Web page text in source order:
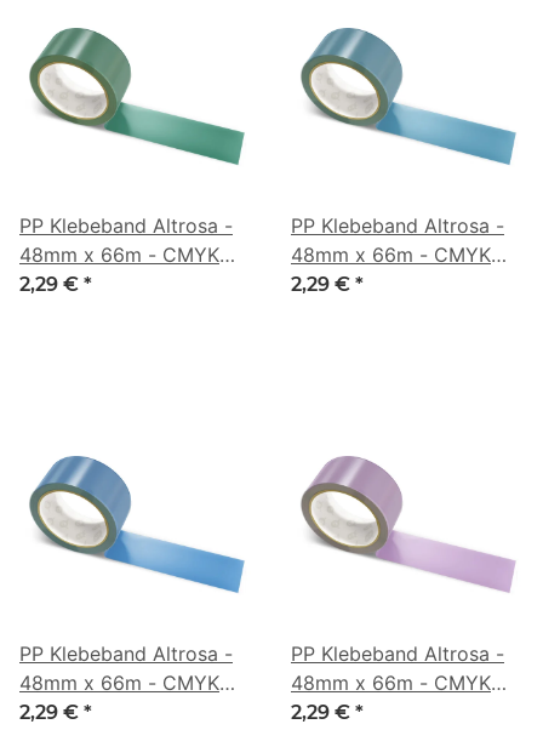
PP Klebeband Altrosa -
48mm x 66m - CMYK
57/0/16/64
2,29 € *
PP Klebeband Altrosa -
48mm x 66m - CMYK
59/20/0/50
2,29 € *
PP Klebeband Altrosa -
48mm x 66m - CMYK
66/34/0/42
2,29 € *
PP Klebeband Altrosa -
48mm x 66m - CMYK
7/27/0/41
2,29 € *